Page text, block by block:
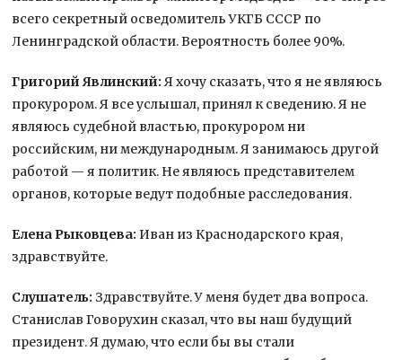
всего секретный осведомитель УКГБ СССР по
Ленинградской области. Вероятность более 90%.
Григорий Явлинский: Я хочу сказать, что я не являюсь
прокурором. Я все услышал, принял к сведению. Я не
являюсь судебной властью, прокурором ни
российским, ни международным. Я занимаюсь другой
работой — я политик. Не являюсь представителем
органов, которые ведут подобные расследования.
Елена Рыковцева: Иван из Краснодарского края,
здравствуйте.
Слушатель: Здравствуйте. У меня будет два вопроса.
Станислав Говорухин сказал, что вы наш будущий
президент. Я думаю, что если бы вы стали